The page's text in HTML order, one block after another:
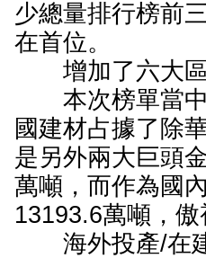
少總量排行榜前
在首位。
增加了六大
本次榜單當中
國建材占據了除
是另外兩大巨頭
萬噸，而作為國
13193.6萬噸，
海外投產/在